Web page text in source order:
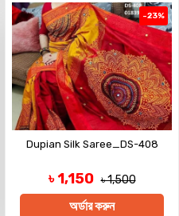
-23%
Dupian Silk Saree_DS-408
৳ 1,150 ৳ 1,500
অর্ডার করুন